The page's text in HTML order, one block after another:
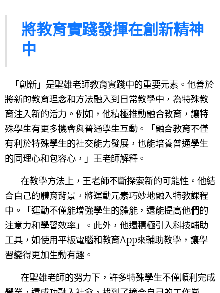
將教育實踐發揮在創新精神
中
「 創新」是聖雄老師教育實踐中的重要元素。他善於
將新的教育理念和方法融入到日常教學中，為特殊教
育注入新的活力。例如，他積極推動融合教育，讓特
殊學生有更多機會與普通學生互動。「融合教育不僅
有利於特殊學生的社交能力發展，也能培養普通學生
的同理心和包容心，」王老師解釋。
在教學方法上，王老師不斷探索新的可能性。他結
合自己的體育背景，將運動元素巧妙地融入特教課程
中。「運動不僅能增強學生的體能，還能提高他們的
注意力和學習效率」。此外，他還積極引入科技輔助
工具，如使用平板電腦和教育App來輔助教學，讓學
習變得更加生動有趣。
在聖雄老師的努力下，許多特殊學生不僅順利完成